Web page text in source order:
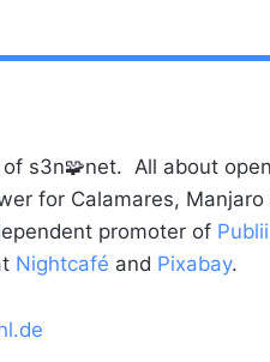
s3n🧩net. All about
for Calamares, Manjaro
promoter of
Nightcafé and Pixabay.